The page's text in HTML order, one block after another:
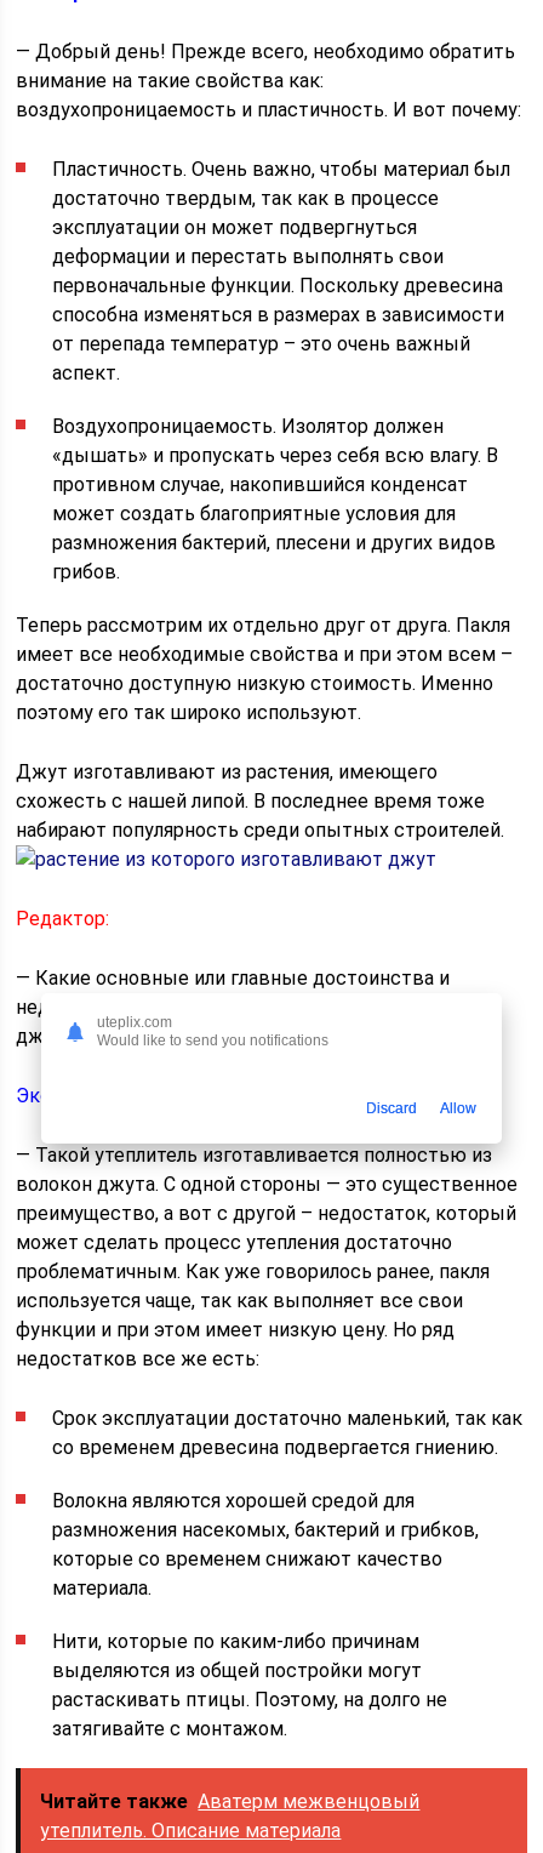
— Добрый день! Прежде всего, необходимо обратить
внимание на такие свойства как:
воздухопроницаемость и пластичность. И вот почему:
Пластичность. Очень важно, чтобы материал был
достаточно твердым, так как в процессе
эксплуатации он может подвергнуться
деформации и перестать выполнять свои
первоначальные функции. Поскольку древесина
способна изменяться в размерах в зависимости
от перепада температур – это очень важный
аспект.
Воздухопроницаемость. Изолятор должен
«дышать» и пропускать через себя всю влагу. В
противном случае, накопившийся конденсат
может создать благоприятные условия для
размножения бактерий, плесени и других видов
грибов.
Теперь рассмотрим их отдельно друг от друга. Пакля
имеет все необходимые свойства и при этом всем –
достаточно доступную низкую стоимость. Именно
поэтому его так широко используют.
Джут изготавливают из растения, имеющего
схожесть с нашей липой. В последнее время тоже
набирают популярность среди опытных строителей.
Редактор:
— Какие основные или главные достоинства и
недостатки нужно учитывать, выбирая паклю или
джут?
Эксперт:
— Такой утеплитель изготавливается полностью из
волокон джута. С одной стороны — это существенное
преимущество, а вот с другой – недостаток, который
может сделать процесс утепления достаточно
проблематичным. Как уже говорилось ранее, пакля
используется чаще, так как выполняет все свои
функции и при этом имеет низкую цену. Но ряд
недостатков все же есть:
Срок эксплуатации достаточно маленький, так как
со временем древесина подвергается гниению.
Волокна являются хорошей средой для
размножения насекомых, бактерий и грибков,
которые со временем снижают качество
материала.
Нити, которые по каким-либо причинам
выделяются из общей постройки могут
растаскивать птицы. Поэтому, на долго не
затягивайте с монтажом.
Читайте также Аватерм межвенцовый
утеплитель. Описание материала
uteplix.com
Would like to send you notifications
Discard Allow